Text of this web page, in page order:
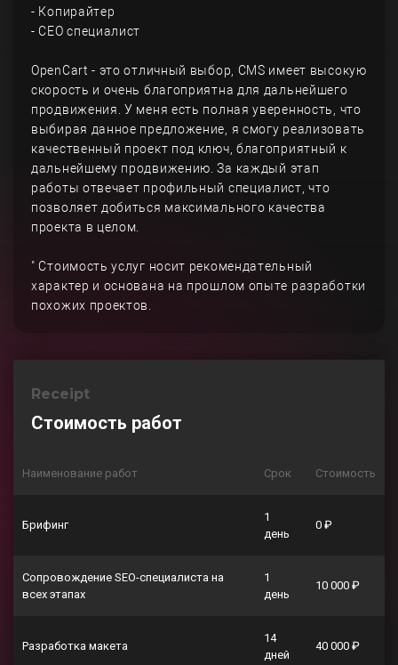
- Копирайтер
- СЕО специалист
OpenCart - это отличный выбор, CMS имеет высокую
скорость и очень благоприятна для дальнейшего
продвижения. У меня есть полная уверенность, что
выбирая данное предложение, я смогу реализовать
качественный проект под ключ, благоприятный к
дальнейшему продвижению. За каждый этап
работы отвечает профильный специалист, что
позволяет добиться максимального качества
проекта в целом.
" Стоимость услуг носит рекомендательный
характер и основана на прошлом опыте разработки
похожих проектов.
Receipt
Стоимость работ
Наименование работ Срок Стоимость
Брифинг
1
день
0 ₽
Сопровождение SEO-специалиста на
всех этапах
1
день
10 000 ₽
Разработка макета
14
дней
40 000 ₽